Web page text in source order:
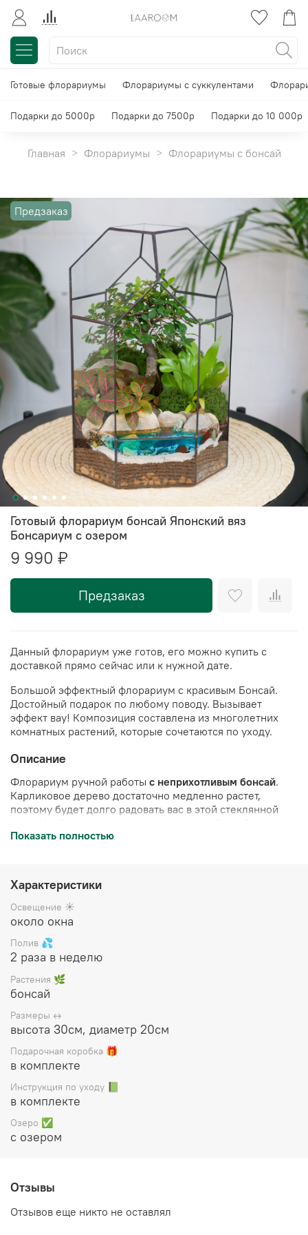
Готовые флорариумы Флорариумы с суккулентами
Подарки до 5000р Подарки до 7500р Подарки до 10 000р
Главная Флорариумы Флорариумы с бонсай
Предзаказ
Готовый флорариум бонсай Японский вяз
Бонсариум с озером
9 990 ₽
Предзаказ
Данный флорариум уже готов, его можно купить с
доставкой прямо сейчас или к нужной дате.
Большой эффектный флорариум с красивым Бонсай.
Достойный подарок по любому поводу. Вызывает
эффект вау! Композиция составлена из многолетних
комнатных растений, которые сочетаются по уходу.
Описание
Флорариум ручной работы с неприхотливым бонсай.
Карликовое дерево достаточно медленно растет,
поэтому будет долго радовать вас в этой стеклянной
формируя крону дерева.
лет). Имитация озера выполнена из эпоксидной смолы.
Цена указана за готовый флорариум
растениями и декором), упакован в белую подарочную
Показать полностью
Характеристики
Освещение ☀️
около окна
Полив 💦
2 раза в неделю
Растения 🌿
бонсай
Размеры ↔️
высота 30см, диаметр 20см
Подарочная коробка 🎁
в комплекте
Инструкция по уходу 📗
в комплекте
Озеро ✅
с озером
Отзывы
Отзывов еще никто не оставлял